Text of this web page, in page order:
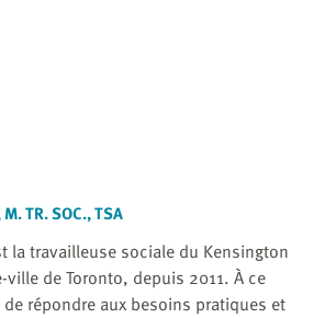
TR. SOC., TSA
la travailleuse sociale du Kensington
de Toronto, depuis 2011. À ce
répondre aux besoins pratiques et